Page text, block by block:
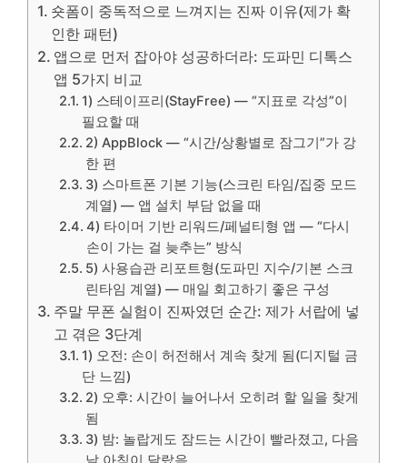
숏폼이 중독적으로 느껴지는 진짜 이유(제가 확
인한 패턴)
앱으로 먼저 잡아야 성공하더라: 도파민 디톡스
앱 5가지 비교
1) 스테이프리(StayFree) — “지표로 각성”이
필요할 때
2) AppBlock — “시간/상황별로 잠그기”가 강
한 편
3) 스마트폰 기본 기능(스크린 타임/집중 모드
계열) — 앱 설치 부담 없을 때
4) 타이머 기반 리워드/페널티형 앱 — “다시
손이 가는 걸 늦추는” 방식
5) 사용습관 리포트형(도파민 지수/기본 스크
린타임 계열) — 매일 회고하기 좋은 구성
주말 무폰 실험이 진짜였던 순간: 제가 서랍에 넣
고 겪은 3단계
1) 오전: 손이 허전해서 계속 찾게 됨(디지털 금
단 느낌)
2) 오후: 시간이 늘어나서 오히려 할 일을 찾게
됨
3) 밤: 놀랍게도 잠드는 시간이 빨라졌고, 다음